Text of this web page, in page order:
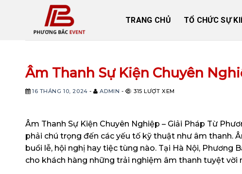
TRANG CHỦ TỔ CHỨC SỰ
Âm Thanh Sự Kiện Chuyên
16 THÁNG 10, 2024 - ADMIN - 315 LƯỢT XEM
Âm Thanh Sự Kiện Chuyên Nghiệp – Giải Pháp Từ
phải chú trọng đến các yếu tố kỹ thuật như âm thanh.
buổi lễ, hội nghị hay tiệc tùng nào. Tại Hà Nội,
cho khách hàng những trải nghiệm âm thanh tuyệt vời